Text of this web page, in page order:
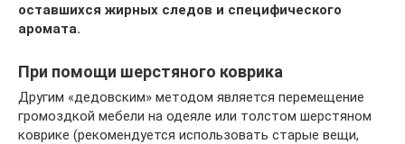
оставшихся жирных следов и специфического
аромата.
При помощи шерстяного коврика
Другим «дедовским» методом является перемещение
громоздкой мебели на одеяле или толстом шерстяном
коврике (рекомендуется использовать старые вещи,